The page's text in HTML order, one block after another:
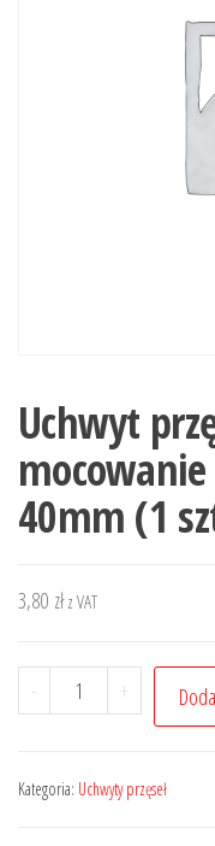
Uchwyt
mocowanie
40mm (1
3,80 zł z VAT
-
ilość
Uchwyt
z
+
Kategoria: Uchwyty przęseł